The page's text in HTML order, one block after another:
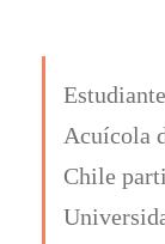
Acuícola
Chile